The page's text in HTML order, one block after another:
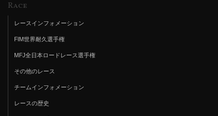
Race
レースインフォメーション
FIM世界耐久選手権
MFJ全日本ロードレース選手権
その他のレース
チームインフォメーション
レースの歴史